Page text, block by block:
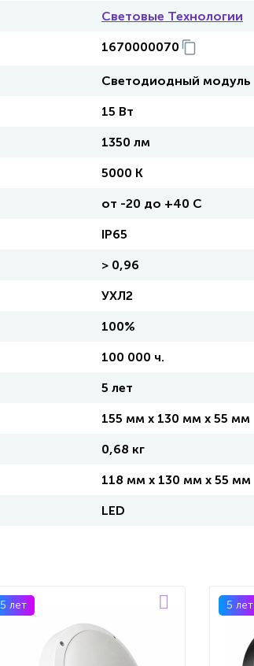
Световые Технологии
1670000070
Светодиодный модуль
15 Вт
1350 лм
5000 K
от -20 до +40 C
IP65
> 0,96
УХЛ2
100%
100 000 ч.
5 лет
155 мм x 130 мм x 55 мм
0,68 кг
118 мм x 130 мм x 55 мм
LED
5 лет 5 лет